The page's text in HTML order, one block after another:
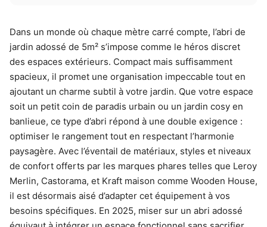
Dans un monde où chaque mètre carré compte, l’abri de
jardin adossé de 5m² s’impose comme le héros discret
des espaces extérieurs. Compact mais suffisamment
spacieux, il promet une organisation impeccable tout en
ajoutant un charme subtil à votre jardin. Que votre espace
soit un petit coin de paradis urbain ou un jardin cosy en
banlieue, ce type d’abri répond à une double exigence :
optimiser le rangement tout en respectant l’harmonie
paysagère. Avec l’éventail de matériaux, styles et niveaux
de confort offerts par les marques phares telles que Leroy
Merlin, Castorama, et Kraft maison comme Wooden House,
il est désormais aisé d’adapter cet équipement à vos
besoins spécifiques. En 2025, miser sur un abri adossé